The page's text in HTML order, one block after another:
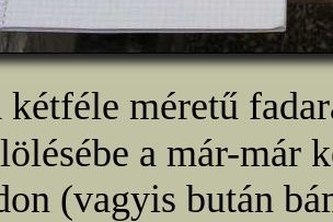
kétféle méretű
a már-már
(vagyis bután